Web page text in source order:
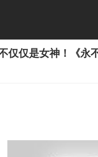
仅仅是女神！《永